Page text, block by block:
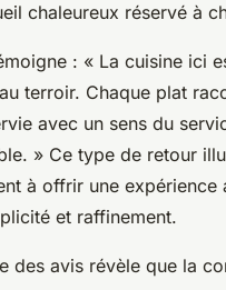
chaleureux réservé à
: « La cuisine ici
terroir. Chaque plat
avec un sens du
» Ce type de retour
à offrir une expérience
et raffinement.
des avis révèle que la